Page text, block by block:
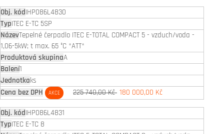
IHP086L4830
ITEC E-TC 5SP
Tepelné čerpadlo ITEC E-TOTAL COMPACT 5 - vzduch/voda -
1,06-5kW; t max. 65 °C *ATT*
A
1
ks
AKCE 225 740,00 Kč 180 000,00 Kč
IHP086L4831
ITEC E-TC 8